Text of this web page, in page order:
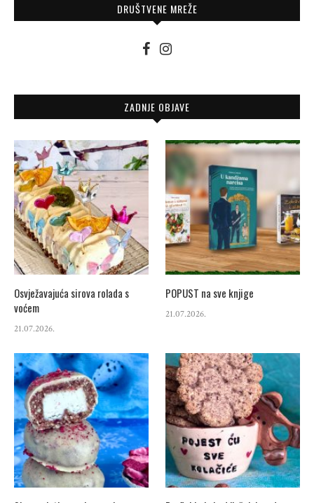
DRUŠTVENE MREŽE
ZADNJE OBJAVE
Osvježavajuća sirova rolada s
voćem
21.07.2026.
POPUST na sve knjige
21.07.2026.